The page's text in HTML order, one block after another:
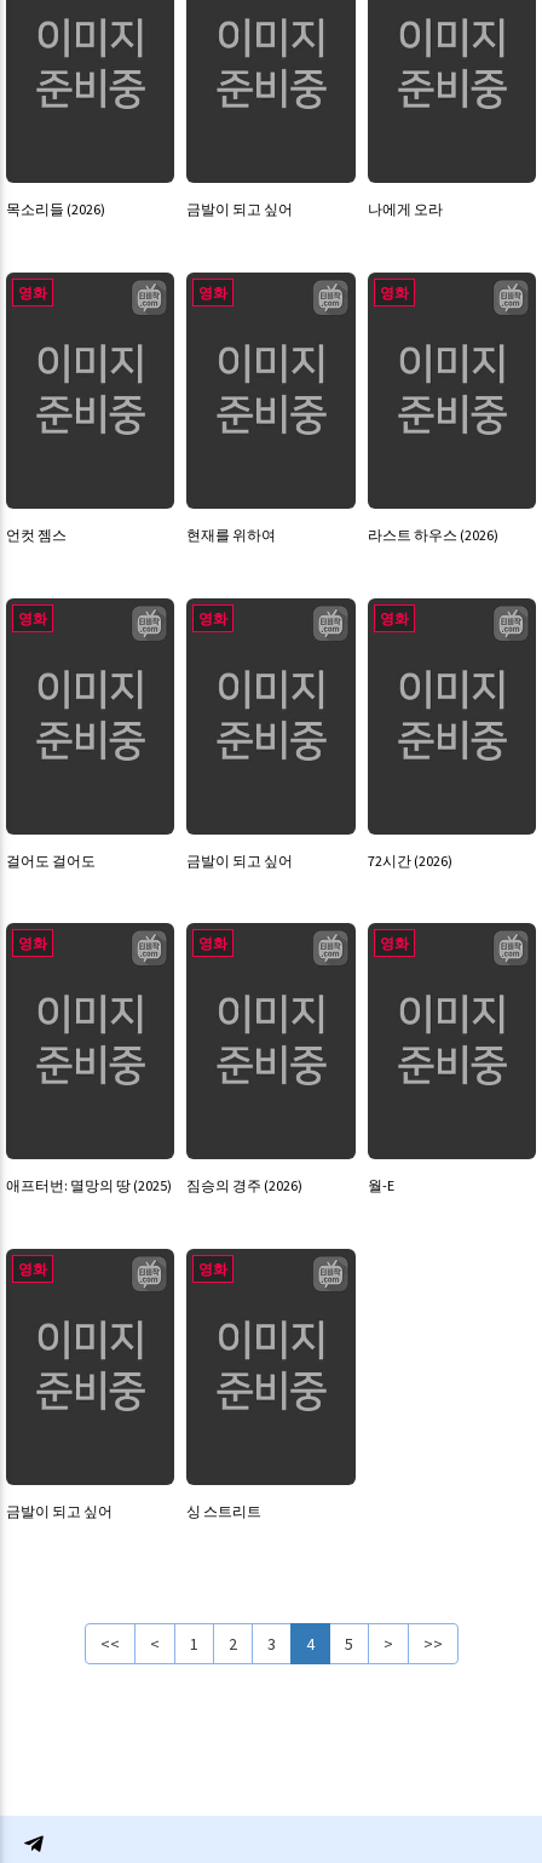
목소리들 (2026) 금발이 되고 싶어 나에게 오라
영화
언컷 젬스
영화
현재를 위하여
영화
라스트 하우스 (2026)
영화
걸어도 걸어도
영화
금발이 되고 싶어
영화
72시간 (2026)
영화
애프터번: 멸망의 땅 (2025)
영화
짐승의 경주 (2026)
영화
월-E
영화
금발이 되고 싶어
영화
싱 스트리트
<< < 1 2 3 4 5 > >>